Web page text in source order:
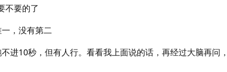
不要的了
，没有第二
进10秒，但有人行。看看我上面说的话，再经过大脑再问